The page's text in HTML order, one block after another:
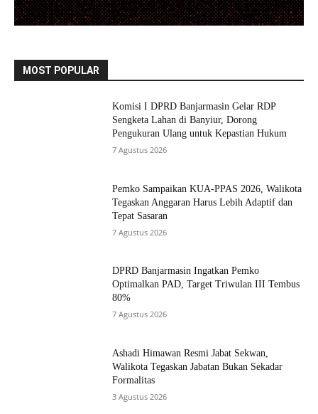
MOST POPULAR
Komisi I DPRD Banjarmasin Gelar RDP
Sengketa Lahan di Banyiur, Dorong
Pengukuran Ulang untuk Kepastian Hukum
7 Agustus 2026
Pemko Sampaikan KUA-PPAS 2026, Walikota
Tegaskan Anggaran Harus Lebih Adaptif dan
Tepat Sasaran
7 Agustus 2026
DPRD Banjarmasin Ingatkan Pemko
Optimalkan PAD, Target Triwulan III Tembus
80%
7 Agustus 2026
Ashadi Himawan Resmi Jabat Sekwan,
Walikota Tegaskan Jabatan Bukan Sekadar
Formalitas
3 Agustus 2026